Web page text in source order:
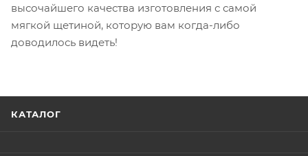
высочайшего качества изготовления с самой
мягкой щетиной, которую вам когда-либо
доводилось видеть!
КАТАЛОГ